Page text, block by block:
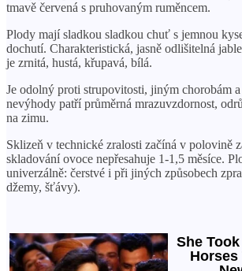
tmavě červená s pruhovaným ruměncem.
Plody mají sladkou sladkou chuť s jemnou
dochutí. Charakteristická, jasně odlišitelná
je zrnitá, hustá, křupavá, bílá.
Je odolný proti strupovitosti, jiným chorobám
nevýhody patří průměrná mrazuvzdornost,
na zimu.
Sklizeň v technické zralosti začíná v polovině
skladování ovoce nepřesahuje 1-1,5 měsíce.
univerzálně: čerstvé i při jiných způsobech
džemy, šťávy).